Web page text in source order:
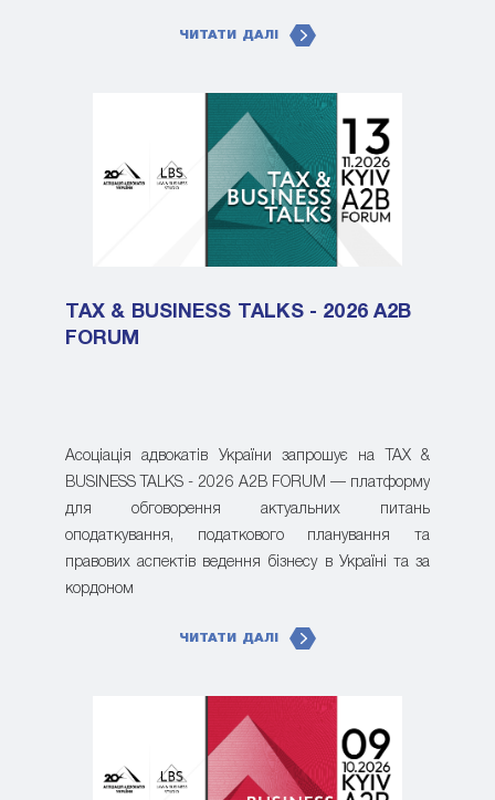
ЧИТАТИ ДАЛІ
TAX & BUSINESS TALKS - 2026 A2B
FORUM
Асоціація адвокатів України запрошує на TAX &
BUSINESS TALKS - 2026 A2B FORUM — платформу
для обговорення актуальних питань
оподаткування, податкового планування та
правових аспектів ведення бізнесу в Україні та за
кордоном
ЧИТАТИ ДАЛІ